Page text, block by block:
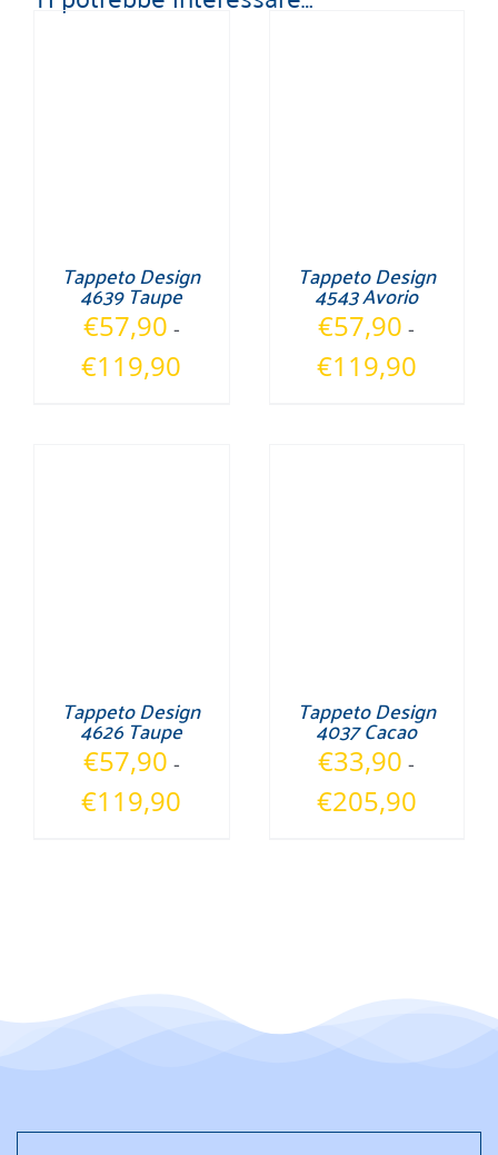
Tappeto Design
4639 Taupe
€57,90 -
€119,90
Tappeto Design
4543 Avorio
€57,90 -
€119,90Fascia
Tappeto Design
4626 Taupe
€57,90 -
€119,90
Tappeto Design
4037 Cacao
€33,90 -
€205,90Fascia